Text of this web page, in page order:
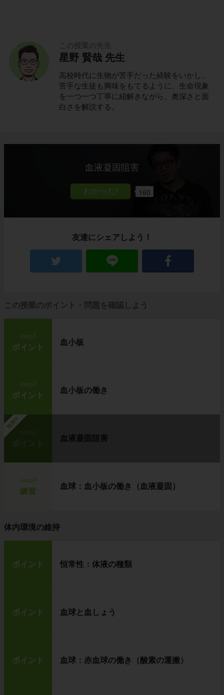
この授業の先生
星野 賢哉 先生
高校時代に生物が苦手だった経験をいかし、
苦手な生徒も興味をもてるように、生命現象
を一つ一つ丁寧に紐解きながら、奥深さと面
白さを解説する。
血液凝固阻害
160
友達にシェアしよう！
この授業のポイント・問題を確認しよう
step1
ポイント
血小板
step2
ポイント
血小板の働き
勉強中
ポイント
血液凝固阻害
練習
血球：血小板の働き（血液凝固）
体内環境の維持
ポイント 恒常性：体液の種類
ポイント 血球と血しょう
ポイント 血球：赤血球の働き（酸素の運搬）